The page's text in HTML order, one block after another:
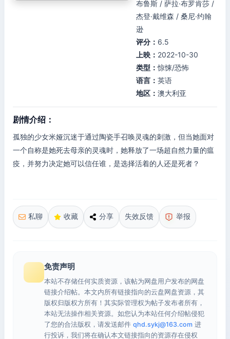
布鲁斯 / 萨拉·布罗肯莎 /
杰登·戴维森 / 桑尼·约翰
逊
评分： 6.5
上映： 2022-10-30
类型：惊悚/恐怖
语言： 英语
地区： 澳大利亚
剧情介绍：
孤独的少女米娅沉迷于通过陶瓷手召唤灵魂的刺激，但当她面对
一个自称是她死去母亲的灵魂时，她释放了一场超自然力量的瘟
疫，并努力决定她可以信任谁，是选择活着的人还是死者？
私聊 收藏 分享 失效反馈 举报
免责声明
本站不存储任何实质资源，该帖为网盘用户发布的网盘
链接介绍帖。本文内所有链接指向的云盘网盘资源，其
版权归版权方所有！其实际管理权为帖子发布者所有，
本站无法操作相关资源。如您认为本站任何介绍帖侵犯
了您的合法版权，请发送邮件 qhd.sykj@163.com 进
行投诉，我们将在确认本文链接指向的资源存在侵权